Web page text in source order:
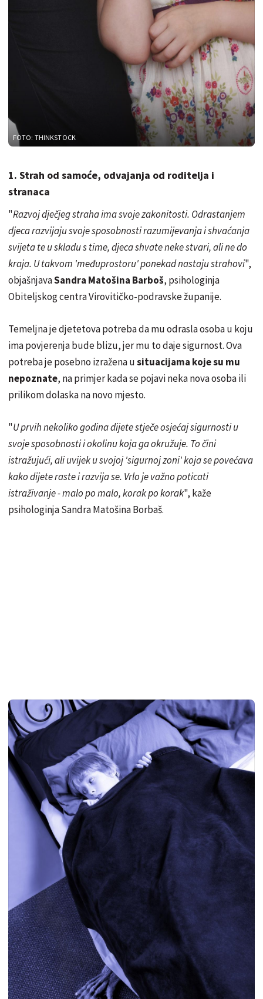
FOTO: THINKSTOCK
1. Strah od samoće, odvajanja od roditelja i
stranaca
"Razvoj dječjeg straha ima svoje zakonitosti. Odrastanjem
djeca razvijaju svoje sposobnosti razumijevanja i shvaćanja
svijeta te u skladu s time, djeca shvate neke stvari, ali ne do
kraja. U takvom 'međuprostoru' ponekad nastaju strahovi",
objašnjavaSandra Matošina Barboš, psihologinja
Obiteljskog centra Virovitičko-podravske županije.
Temeljna je djetetova potreba da mu odrasla osoba u koju
ima povjerenja bude blizu, jer mu to daje sigurnost. Ova
potreba je posebno izražena usituacijama koje su mu
nepoznate, na primjer kada se pojavi neka nova osoba ili
prilikom dolaska na novo mjesto.
"U prvih nekoliko godina dijete stječe osjećaj sigurnosti u
svoje sposobnosti i okolinu koja ga okružuje. To čini
istražujući, ali uvijek u svojoj 'sigurnoj zoni' koja se povećava
kako dijete raste i razvija se. Vrlo je važno poticati
istraživanje - malo po malo, korak po korak", kaže
psihologinja Sandra Matošina Borbaš.